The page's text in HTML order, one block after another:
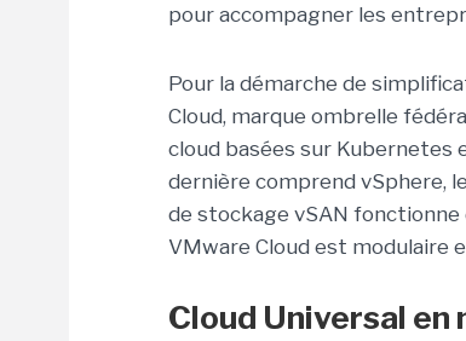
pour accompagner les
Pour la démarche de
Cloud, marque ombrelle
cloud basées sur Kubernetes
dernière comprend vSphere,
de stockage vSAN
VMware Cloud est modulaire
Cloud Universal en